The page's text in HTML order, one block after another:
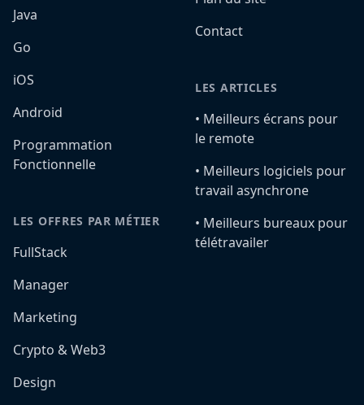
Java
Go
iOS
Android
Programmation
Fonctionnelle
LES OFFRES PAR MÉTIER
FullStack
Manager
Marketing
Crypto & Web3
Design
Contact
LES ARTICLES
•️ Meilleurs écrans pour
le remote
•️ Meilleurs logiciels pour
travail asynchrone
•️ Meilleurs bureaux pour
télétravailer